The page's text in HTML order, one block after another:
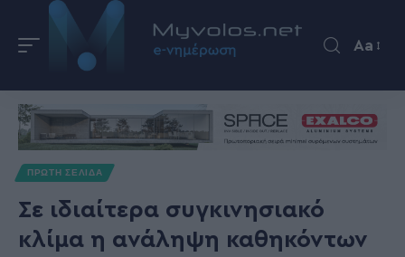
Aa
ΠΡΩΤΗ ΣΕΛΙΔΑ
Σε ιδιαίτερα συγκινησιακό
κλίμα η ανάληψη καθηκόντων